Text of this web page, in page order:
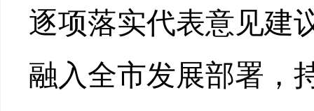
逐项落实代表意见建
融入全市发展部署，